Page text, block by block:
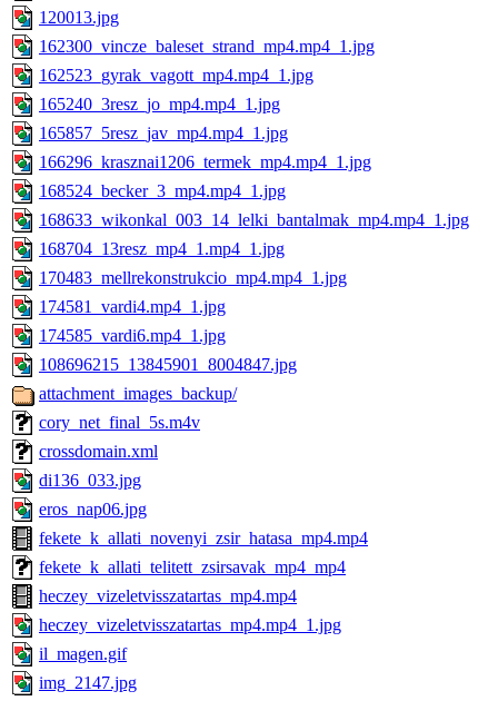
120013.jpg
162300_vincze_baleset_strand_mp4.mp4_1.jpg
162523_gyrak_vagott_mp4.mp4_1.jpg
165240_3resz_jo_mp4.mp4_1.jpg
165857_5resz_jav_mp4.mp4_1.jpg
166296_krasznai1206_termek_mp4.mp4_1.jpg
168524_becker_3_mp4.mp4_1.jpg
168633_wikonkal_003_14_lelki_bantalmak_mp4.mp4_1.jpg
168704_13resz_mp4_1.mp4_1.jpg
170483_mellrekonstrukcio_mp4.mp4_1.jpg
174581_vardi4.mp4_1.jpg
174585_vardi6.mp4_1.jpg
108696215_13845901_8004847.jpg
attachment_images_backup/
cory_net_final_5s.m4v
crossdomain.xml
di136_033.jpg
eros_nap06.jpg
fekete_k_allati_novenyi_zsir_hatasa_mp4.mp4
fekete_k_allati_telitett_zsirsavak_mp4_mp4
heczey_vizeletvisszatartas_mp4.mp4
heczey_vizeletvisszatartas_mp4.mp4_1.jpg
il_magen.gif
img_2147.jpg